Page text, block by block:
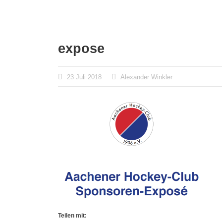
expose
23 Juli 2018 Alexander Winkler
Teilen mit: